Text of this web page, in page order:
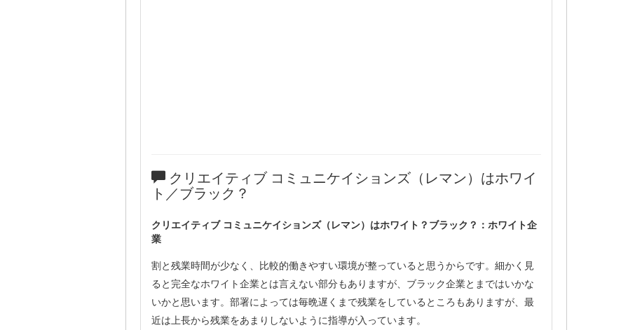
クリエイティブ コミュニケイションズ（レマン）はホワイ
ト／ブラック？
クリエイティブ コミュニケイションズ（レマン）はホワイト？ブラック？：ホワイト企
業
割と残業時間が少なく、比較的働きやすい環境が整っていると思うからです。細かく見
ると完全なホワイト企業とは言えない部分もありますが、ブラック企業とまではいかな
いかと思います。部署によっては毎晩遅くまで残業をしているところもありますが、最
近は上長から残業をあまりしないように指導が入っています。